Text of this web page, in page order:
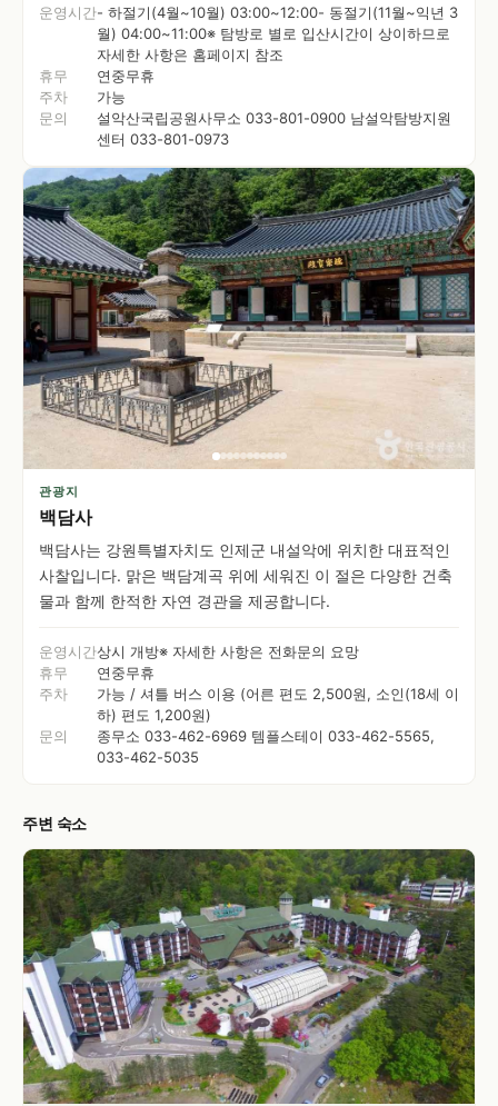
운영시간- 하절기(4월~10월) 03:00~12:00- 동절기(11월~익년 3
월) 04:00~11:00※ 탐방로 별로 입산시간이 상이하므로
자세한 사항은 홈페이지 참조
휴무
연중무휴
주차
가능
문의
설악산국립공원사무소 033-801-0900 남설악탐방지원
센터 033-801-0973
관광지
백담사
백담사는 강원특별자치도 인제군 내설악에 위치한 대표적인
사찰입니다. 맑은 백담계곡 위에 세워진 이 절은 다양한 건축
물과 함께 한적한 자연 경관을 제공합니다.
운영시간상시 개방※ 자세한 사항은 전화문의 요망
휴무
연중무휴
주차
가능 / 셔틀 버스 이용 (어른 편도 2,500원, 소인(18세 이
하) 편도 1,200원)
문의
종무소 033-462-6969 템플스테이 033-462-5565,
033-462-5035
주변 숙소